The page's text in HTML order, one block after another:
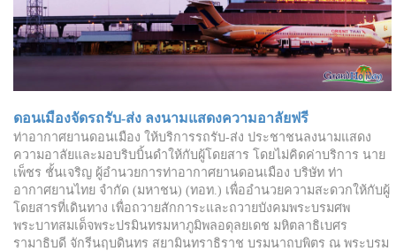
ดอนเมืองจัดรถรับ-ส่ง ลงนามแสดงความอาลัยฟรี
ท่าอากาศยานดอนเมือง ให้บริการรถรับ-ส่ง ประชาชนลงนามแสดง
ความอาลัยและมอบริบบิ้นดำให้กับผู้โดยสาร โดยไม่คิดค่าบริการ นาย
เพ็ชร ชั้นเจริญ ผู้อำนวยการท่าอากาศยานดอนเมือง บริษัท ท่า
อากาศยานไทย จำกัด (มหาชน) (ทอท.) เพื่ออำนวยความสะดวกให้กับผู้
โดยสารที่เดินทาง เพื่อถวายสักการะและถวายบังคมพระบรมศพ
พระบาทสมเด็จพระปรมินทรมหาภูมิพลอดุลยเดช มหิตลาธิเบศร
รามาธิบดี จักรีนฤบดินทร สยามินทราธิราช บรมนาถบพิตร ณ พระบรม